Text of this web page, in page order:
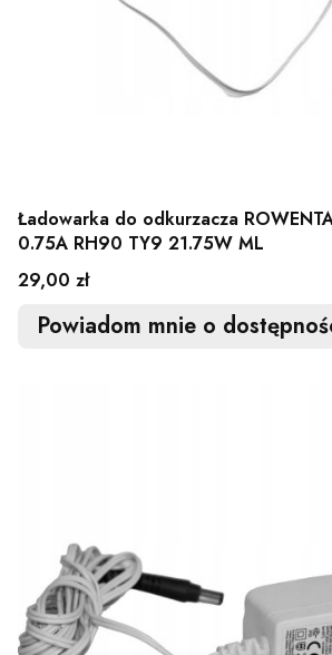
Ładowarka do odkurzacza
0.75A RH90 TY9 21.75W ML
Cena
29,00 zł
Powiadom mnie o